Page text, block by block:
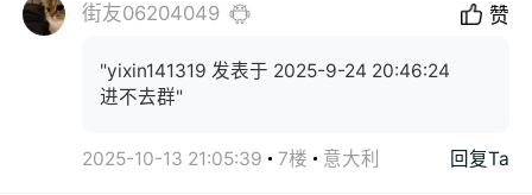
街友06204049 赞
"yixin141319 发表于 2025-9-24 20:46:24
进不去群"
2025-10-13 21:05:39 7楼 意大利 回复Ta